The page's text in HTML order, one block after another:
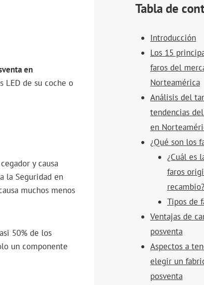
en
LED de su coche o
y causa
la Seguridad en
muchos menos
50% de los
un componente
Tabla de
Introducción
Los 15
faros del
Norteamérica
Análisis del
tendencias
en
¿Qué son los
¿Cuál es
faros
recambio?
Tipos de
Ventajas de
posventa
Aspectos a
elegir un
posventa